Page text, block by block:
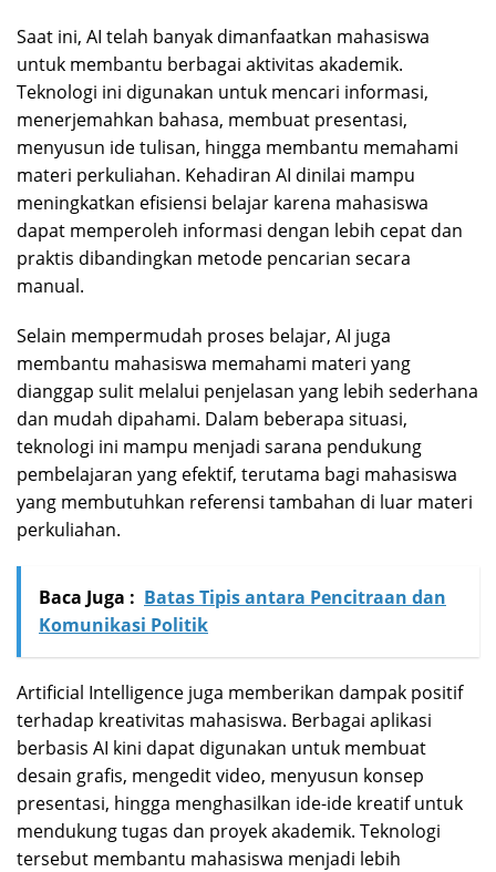
Saat ini, AI telah banyak dimanfaatkan mahasiswa
untuk membantu berbagai aktivitas akademik.
Teknologi ini digunakan untuk mencari informasi,
menerjemahkan bahasa, membuat presentasi,
menyusun ide tulisan, hingga membantu memahami
materi perkuliahan. Kehadiran AI dinilai mampu
meningkatkan efisiensi belajar karena mahasiswa
dapat memperoleh informasi dengan lebih cepat dan
praktis dibandingkan metode pencarian secara
manual.
Selain mempermudah proses belajar, AI juga
membantu mahasiswa memahami materi yang
dianggap sulit melalui penjelasan yang lebih sederhana
dan mudah dipahami. Dalam beberapa situasi,
teknologi ini mampu menjadi sarana pendukung
pembelajaran yang efektif, terutama bagi mahasiswa
yang membutuhkan referensi tambahan di luar materi
perkuliahan.
Baca Juga : Batas Tipis antara Pencitraan dan
Komunikasi Politik
Artificial Intelligence juga memberikan dampak positif
terhadap kreativitas mahasiswa. Berbagai aplikasi
berbasis AI kini dapat digunakan untuk membuat
desain grafis, mengedit video, menyusun konsep
presentasi, hingga menghasilkan ide-ide kreatif untuk
mendukung tugas dan proyek akademik. Teknologi
tersebut membantu mahasiswa menjadi lebih